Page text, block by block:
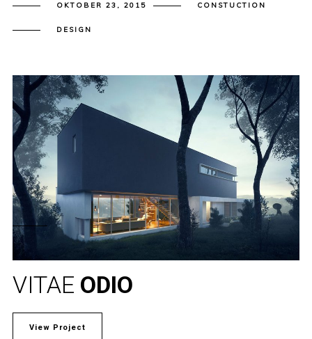
OKTOBER 23, 2015 CONSTUCTION
DESIGN
VITAE ODIO
View Project